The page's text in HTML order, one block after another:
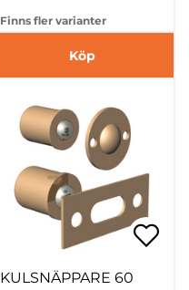
Finns fler varianter
Köp
KULSNÄPPARE 60